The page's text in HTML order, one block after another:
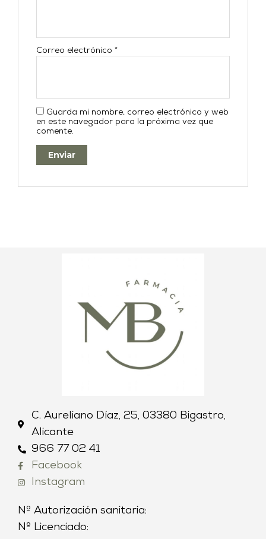
Correo electrónico*
Guarda mi nombre, correo electrónico y web
en este navegador para la próxima vez que
comente.
C. Aureliano Díaz, 25, 03380 Bigastro,
Alicante
966 77 02 41
Facebook
Instagram
Nº Autorización sanitaria:
Nº Licenciado: